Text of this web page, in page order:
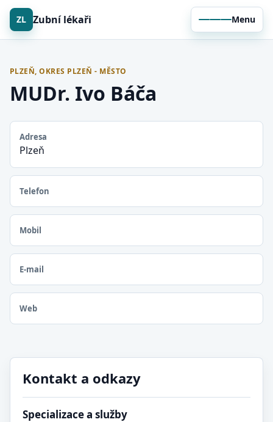
ZL Zubní lékaři Menu
PLZEŇ, OKRES PLZEŇ - MĚSTO
MUDr. Ivo Báča
Adresa
Plzeň
Telefon
Mobil
E-mail
Web
Kontakt a odkazy
Specializace a služby